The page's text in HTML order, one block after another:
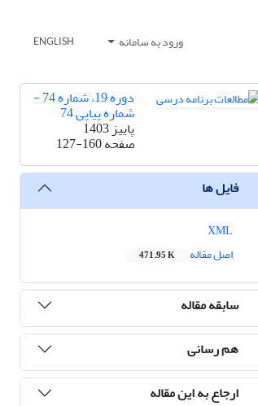
ورود به سامانه ENGLISH
دوره 19، شماره 74 -
شماره پیاپی 74
پاییز 1403
صفحه127-160
فایل ها
اصل مقاله
471.95 K
سابقه مقاله
هم رسانی
ارجاع به این مقاله